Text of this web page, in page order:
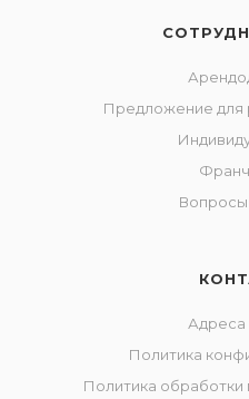
Предложение для
Вопросы
Адреса
Политика
Политика